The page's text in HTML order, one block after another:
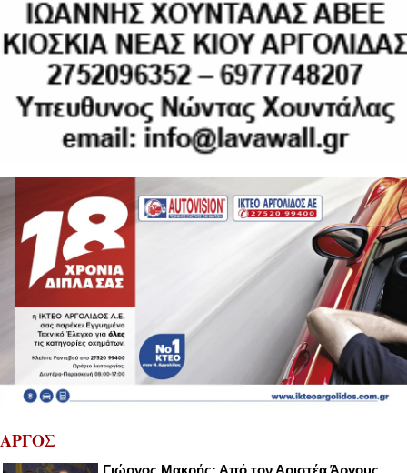
ΑΡΓΟΣ
Γιώργος Μακρής: Από τον Αριστέα Άργους